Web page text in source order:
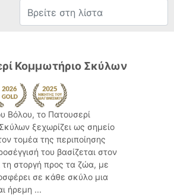
Κομμωτήριο Σκύλων
Βόλου, το Πατουσερί
ξεχωρίζει ως σημείο
τομέα της περιποίησης
του βασίζεται στον
στοργή προς τα ζώα, με
σε κάθε σκύλο μια
ήρεμη ...